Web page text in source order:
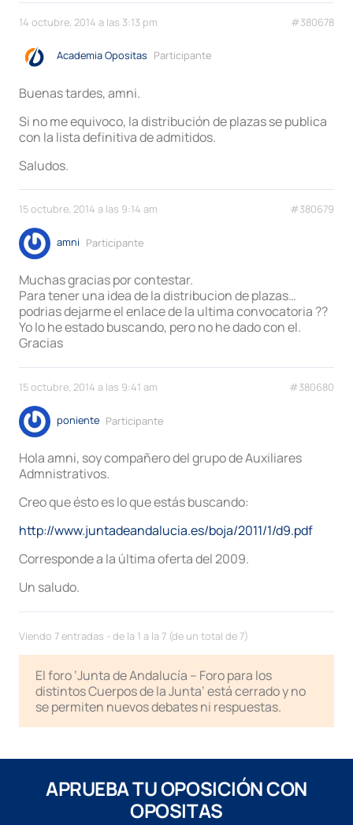
14 octubre, 2014 a las 3:13 pm #380678
Academia Opositas Participante
Buenas tardes, amni.
Si no me equivoco, la distribución de plazas se publica
con la lista definitiva de admitidos.
Saludos.
15 octubre, 2014 a las 9:14 am #380679
amni Participante
Muchas gracias por contestar.
Para tener una idea de la distribucion de plazas…
podrias dejarme el enlace de la ultima convocatoria ??
Yo lo he estado buscando, pero no he dado con el.
Gracias
15 octubre, 2014 a las 9:41 am #380680
poniente Participante
Hola amni, soy compañero del grupo de Auxiliares
Admnistrativos.
Creo que ésto es lo que estás buscando:
http://www.juntadeandalucia.es/boja/2011/1/d9.pdf
Corresponde a la última oferta del 2009.
Un saludo.
Viendo 7 entradas - de la 1 a la 7 (de un total de 7)
El foro ‘Junta de Andalucía – Foro para los
distintos Cuerpos de la Junta’ está cerrado y no
se permiten nuevos debates ni respuestas.
APRUEBA TU OPOSICIÓN CON
OPOSITAS